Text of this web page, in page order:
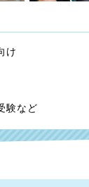
け
験など